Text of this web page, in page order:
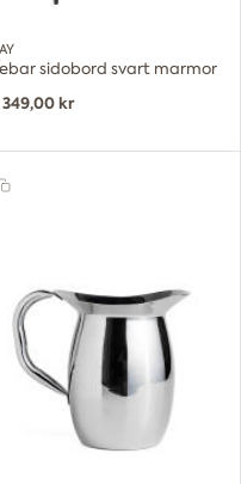
sidobord svart marmor
kr